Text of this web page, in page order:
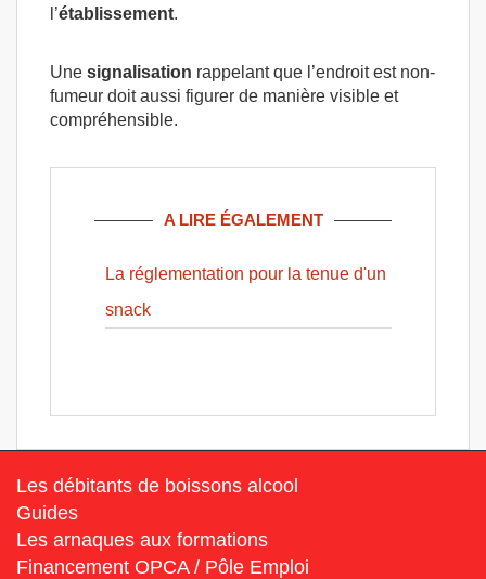
l’établissement.
Une signalisation rappelant que l’endroit est non-
fumeur doit aussi figurer de manière visible et
compréhensible.
A LIRE ÉGALEMENT
La réglementation pour la tenue d'un
snack
Les débitants de boissons alcool
Guides
Les arnaques aux formations
Financement OPCA / Pôle Emploi